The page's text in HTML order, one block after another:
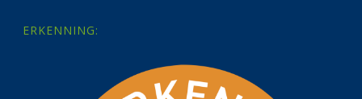
ERKENNING: